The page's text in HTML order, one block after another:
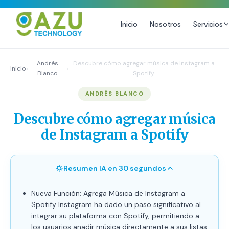
Inicio Nosotros Servicios
Email Marketing y SMS
Growth Youtube ↗
Producción de Videos
Inicio›
Andrés
Blanco
›
Descubre cómo agregar música de Instagram a
Spotify
ANDRÉS BLANCO
Descubre cómo agregar música
de Instagram a Spotify
Resumen IA en 30 segundos
Nueva Función: Agrega Música de Instagram a
Spotify Instagram ha dado un paso significativo al
integrar su plataforma con Spotify, permitiendo a
los usuarios añadir música directamente a sus listas